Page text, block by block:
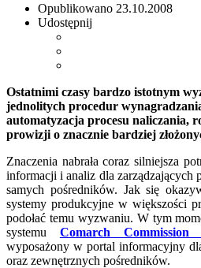
Opublikowano 23.10.2008
Udostępnij
Ostatnimi czasy bardzo istotnym
jednolitych procedur
automatyzacja procesu naliczania,
prowizji o znacznie bardziej
Znaczenia nabrała coraz silniejsza
informacji i analiz dla zarządzających
samych pośredników. Jak się
systemy produkcyjne w większości
podołać temu wyzwaniu. W tym
systemu Comarch
wyposażony w portal informacyjny
oraz zewnętrznych pośredników.